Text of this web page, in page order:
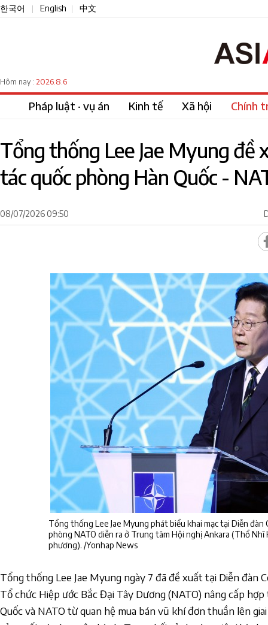
한국어 English 中文
Hôm nay : 2026.8.6
Pháp luật · vụ án Kinh tế Xã hội Chính
Tổng thống Lee Jae Myung đề
tác quốc phòng Hàn Quốc -
08/07/2026 09:50
Tổng thống Lee Jae Myung phát biểu khai mạc tại Diễn đàn
phòng NATO diễn ra ở Trung tâm Hội nghị Ankara (Thổ Nhĩ
phương). /Yonhap News
Tổng thống Lee Jae Myung ngày 7 đã đề xuất tại Diễn đàn
Tổ chức Hiệp ước Bắc Đại Tây Dương (NATO) nâng cấp
Quốc và NATO từ quan hệ mua bán vũ khí đơn thuần lên